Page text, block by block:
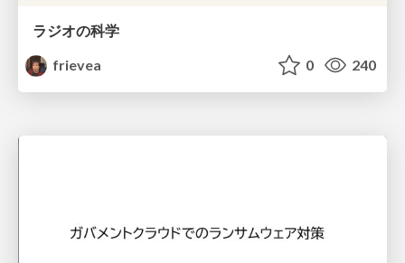
ラジオの科学
frievea
0 240